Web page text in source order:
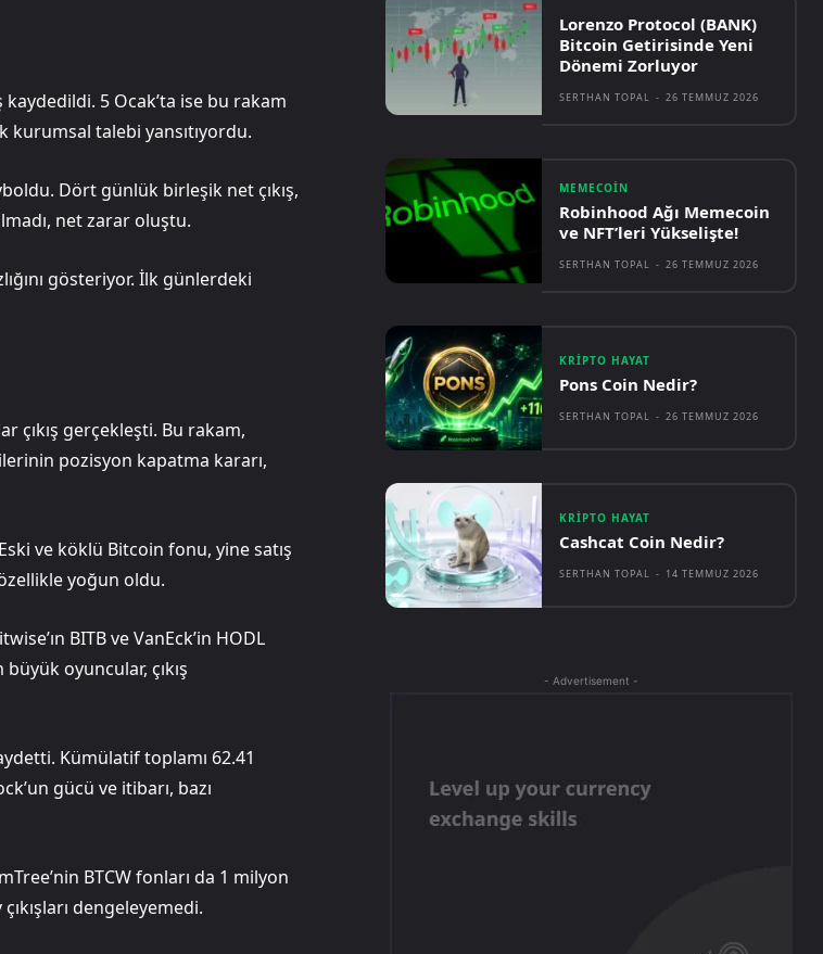
kaydedildi. 5 Ocak’ta ise bu rakam
kurumsal talebi yansıtıyordu.
Dört günlük birleşik net çıkış,
net zarar oluştu.
gösteriyor. İlk günlerdeki
çıkış gerçekleşti. Bu rakam,
pozisyon kapatma kararı,
ve köklü Bitcoin fonu, yine satış
yoğun oldu.
BITB ve VanEck’in HODL
oyuncular, çıkış
Kümülatif toplamı 62.41
gücü ve itibarı, bazı
BTCW fonları da 1 milyon
dengeleyemedi.
Lorenzo Protocol (BANK)
Bitcoin Getirisinde Yeni
Dönemi Zorluyor
SERTHAN TOPAL - 26 TEMMUZ 2026
MEMECOIN
Robinhood Ağı Memecoin
ve NFT’leri Yükselişte!
SERTHAN TOPAL - 26 TEMMUZ 2026
KRIPTO HAYAT
Pons Coin Nedir?
SERTHAN TOPAL - 26 TEMMUZ 2026
KRIPTO HAYAT
Cashcat Coin Nedir?
SERTHAN TOPAL - 14 TEMMUZ 2026
- Advertisement -